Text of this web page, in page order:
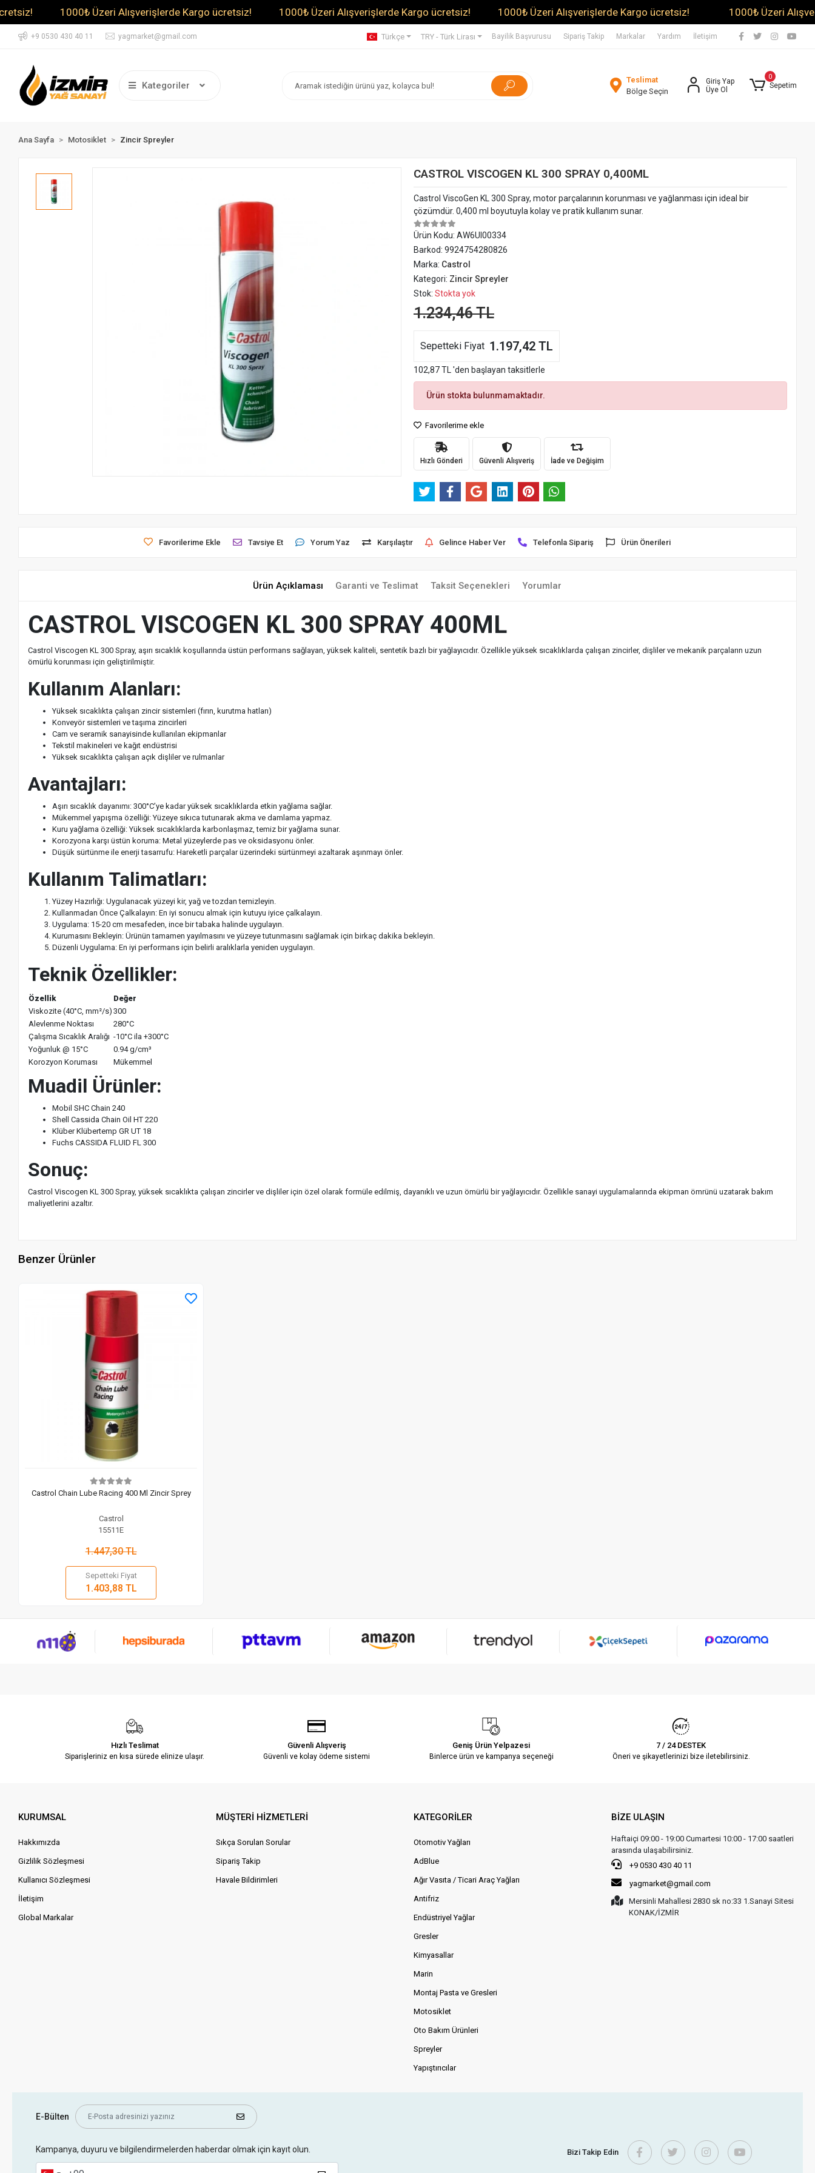
1000₺ Üzeri Alışverişlerde Kargo ücretsiz! 1000₺ Üzeri Alışverişlerde Kargo ücretsiz! 1000₺ Üzeri Alışverişlerde Kargo ücretsiz! 1000₺ Üzeri
+9 0530 430 40 11 yagmarket@gmail.com Türkçe TRY - Türk Lirası Bayilik Başvurusu Sipariş Takip Markalar Yardım İletişim
Kategoriler
Teslimat
Bölge Seçin
Giriş Yap
Üye Ol
0
Sepetim
Ana Sayfa Motosiklet Zincir Spreyler
CASTROL VISCOGEN KL 300 SPRAY 0,400ML
Castrol ViscoGen KL 300 Spray, motor parçalarının korunması ve yağlanması için ideal bir
çözümdür. 0,400 ml boyutuyla kolay ve pratik kullanım sunar.
Ürün Kodu: AW6UI00334
Barkod: 9924754280826
Marka: Castrol
Kategori: Zincir Spreyler
Stok: Stokta yok
1.234,46 TL
Sepetteki Fiyat 1.197,42 TL
102,87 TL 'den başlayan taksitlerle
Ürün stokta bulunmamaktadır.
Favorilerime ekle
Hızlı Gönderi Güvenli Alışveriş İade ve Değişim
Favorilerime Ekle Tavsiye Et Yorum Yaz Karşılaştır Gelince Haber Ver Telefonla Sipariş Ürün Önerileri
Ürün Açıklaması Garanti ve Teslimat Taksit Seçenekleri Yorumlar
CASTROL VISCOGEN KL 300 SPRAY 400ML
Castrol Viscogen KL 300 Spray, aşırı sıcaklık koşullarında üstün performans sağlayan, yüksek kaliteli, sentetik bazlı bir yağlayıcıdır. Özellikle yüksek sıcaklıklarda çalışan zincirler, dişliler ve mekanik parçaların uzun
ömürlü korunması için geliştirilmiştir.
Kullanım Alanları:
Yüksek sıcaklıkta çalışan zincir sistemleri (fırın, kurutma hatları)
Konveyör sistemleri ve taşıma zincirleri
Cam ve seramik sanayisinde kullanılan ekipmanlar
Tekstil makineleri ve kağıt endüstrisi
Yüksek sıcaklıkta çalışan açık dişliler ve rulmanlar
Avantajları:
Aşırı sıcaklık dayanımı: 300°C’ye kadar yüksek sıcaklıklarda etkin yağlama sağlar.
Mükemmel yapışma özelliği: Yüzeye sıkıca tutunarak akma ve damlama yapmaz.
Kuru yağlama özelliği: Yüksek sıcaklıklarda karbonlaşmaz, temiz bir yağlama sunar.
Korozyona karşı üstün koruma: Metal yüzeylerde pas ve oksidasyonu önler.
Düşük sürtünme ile enerji tasarrufu: Hareketli parçalar üzerindeki sürtünmeyi azaltarak aşınmayı önler.
Kullanım Talimatları:
Yüzey Hazırlığı: Uygulanacak yüzeyi kir, yağ ve tozdan temizleyin.
Kullanmadan Önce Çalkalayın: En iyi sonucu almak için kutuyu iyice çalkalayın.
Uygulama: 15-20 cm mesafeden, ince bir tabaka halinde uygulayın.
Kurumasını Bekleyin: Ürünün tamamen yayılmasını ve yüzeye tutunmasını sağlamak için birkaç dakika bekleyin.
Düzenli Uygulama: En iyi performans için belirli aralıklarla yeniden uygulayın.
Teknik Özellikler:
Özellik
Değer
Viskozite (40°C, mm²/s) 300
Alevlenme Noktası
280°C
Çalışma Sıcaklık Aralığı -10°C ila +300°C
Yoğunluk @ 15°C
0.94 g/cm³
Korozyon Koruması
Mükemmel
Muadil Ürünler:
Mobil SHC Chain 240
Shell Cassida Chain Oil HT 220
Klüber Klübertemp GR UT 18
Fuchs CASSIDA FLUID FL 300
Sonuç:
Castrol Viscogen KL 300 Spray, yüksek sıcaklıkta çalışan zincirler ve dişliler için özel olarak formüle edilmiş, dayanıklı ve uzun ömürlü bir yağlayıcıdır. Özellikle sanayi uygulamalarında ekipman ömrünü uzatarak bakım
maliyetlerini azaltır.
Benzer Ürünler
Stokta Yok
Castrol Chain Lube Racing 400 Ml Zincir Sprey
Castrol
15511E
1.447,30 TL
Sepetteki Fiyat
1.403,88 TL
Adet
Stokta Yok
Hızlı Teslimat
Siparişleriniz en kısa sürede elinize ulaşır.
Güvenli Alışveriş
Güvenli ve kolay ödeme sistemi
Geniş Ürün Yelpazesi
Binlerce ürün ve kampanya seçeneği
7 / 24 DESTEK
Öneri ve şikayetlerinizi bize iletebilirsiniz.
KURUMSAL
Hakkımızda
Gizlilik Sözleşmesi
Kullanıcı Sözleşmesi
İletişim
Global Markalar
MÜŞTERİ HİZMETLERİ
Sıkça Sorulan Sorular
Sipariş Takip
Havale Bildirimleri
KATEGORİLER
Otomotiv Yağları
AdBlue
Ağır Vasıta / Ticari Araç Yağları
Antifriz
Endüstriyel Yağlar
Gresler
Kimyasallar
Marin
Montaj Pasta ve Gresleri
Motosiklet
Oto Bakım Ürünleri
Spreyler
Yapıştırıcılar
BİZE ULAŞIN
Haftaiçi 09:00 - 19:00 Cumartesi 10:00 - 17:00 saatleri
arasında ulaşabilirsiniz.
+9 0530 430 40 11
yagmarket@gmail.com
Mersinli Mahallesi 2830 sk no:33 1.Sanayi Sitesi
KONAK/İZMİR
E-Bülten
Kampanya, duyuru ve bilgilendirmelerden haberdar olmak için kayıt olun. Bizi Takip Edin